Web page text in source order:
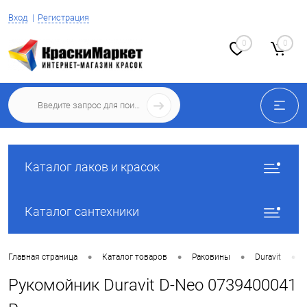
Вход Регистрация
0 0
Каталог лаков и красок
Каталог сантехники
Главная страница • Каталог товаров • Раковины • Duravit •
Рукомойник Duravit D-Neo 0739400041